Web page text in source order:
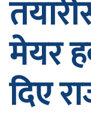
मेयर
दिए